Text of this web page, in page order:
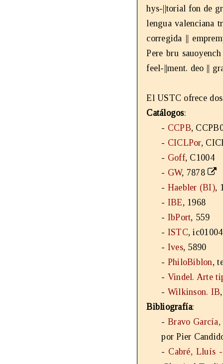
hys-||torial fon de
lengua valenciana
corregida ||
Pere bru
feel-||ment. deo ||
El USTC ofrece
Catálogos:
- CCPB,
- CICLPor,
- Goff, C1004
- GW, 7878
- Haebler (BI),
- IBE, 1968
- IbPort, 559
- ISTC,
- Ives, 5890
- PhiloBiblon,
- Vindel. Arte
- Wilkinson. IB
Bibliografía:
-Bravo
por Pier
- Cabré, Lluís